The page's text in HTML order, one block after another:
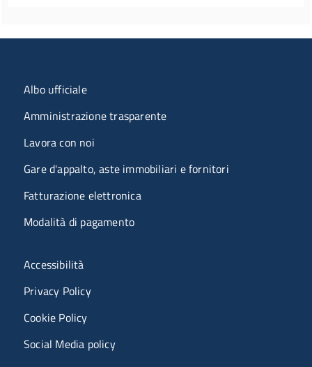
Menu organizzazione
Albo ufficiale
Amministrazione trasparente
Lavora con noi
Gare d'appalto, aste immobiliari e fornitori
Fatturazione elettronica
Modalità di pagamento
Menù riferimenti
Accessibilità
Privacy Policy
Cookie Policy
Social Media policy